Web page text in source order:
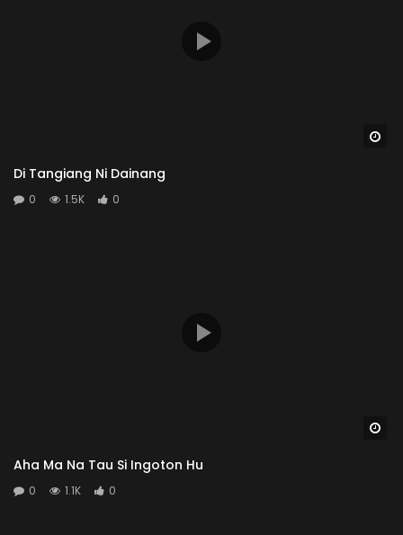
Di Tangiang Ni Dainang
0 1.5K 0
Aha Ma Na Tau Si Ingoton Hu
0 1.1K 0